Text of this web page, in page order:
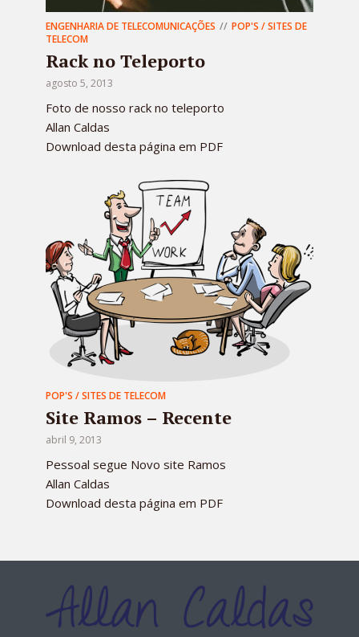
ENGENHARIA DE TELECOMUNICAÇÕES
POP'S / SITES DE
TELECOM
Rack no Teleporto
agosto 5, 2013
Foto de nosso rack no teleporto
Allan Caldas
Download desta página em PDF
POP'S / SITES DE TELECOM
Site Ramos – Recente
abril 9, 2013
Pessoal segue Novo site Ramos
Allan Caldas
Download desta página em PDF